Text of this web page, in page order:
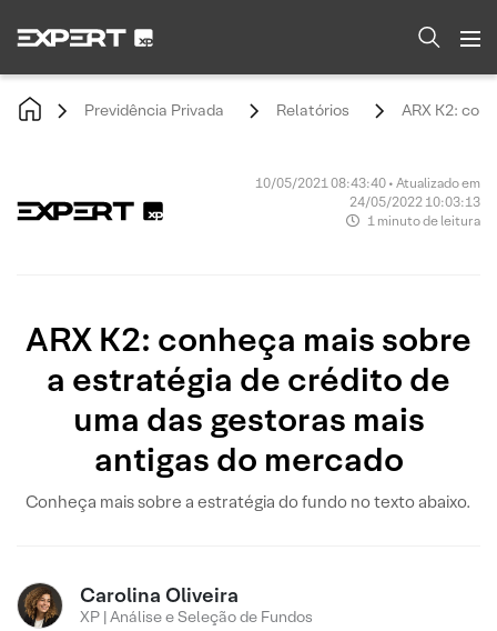
Previdência Privada Relatórios ARX K2:
10/05/2021 08:43:40 • Atualizado em
24/05/2022 10:03:13
1 minuto de leitura
ARX K2: conheça mais sobre
a estratégia de crédito de
uma das gestoras mais
antigas do mercado
Conheça mais sobre a estratégia do fundo no texto abaixo.
Carolina Oliveira
XP | Análise e Seleção de Fundos